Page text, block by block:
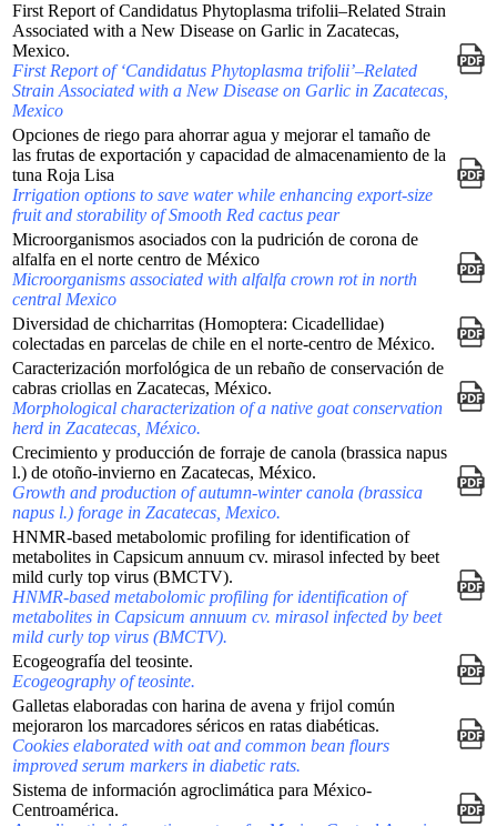
First Report of Candidatus Phytoplasma trifolii–Related Strain
Associated with a New Disease on Garlic in Zacatecas,
Mexico.
First Report of ‘Candidatus Phytoplasma trifolii’–Related
Strain Associated with a New Disease on Garlic in Zacatecas,
Mexico
Opciones de riego para ahorrar agua y mejorar el tamaño de
las frutas de exportación y capacidad de almacenamiento de la
tuna Roja Lisa
Irrigation options to save water while enhancing export-size
fruit and storability of Smooth Red cactus pear
Microorganismos asociados con la pudrición de corona de
alfalfa en el norte centro de México
Microorganisms associated with alfalfa crown rot in north
central Mexico
Diversidad de chicharritas (Homoptera: Cicadellidae)
colectadas en parcelas de chile en el norte-centro de México.
Caracterización morfológica de un rebaño de conservación de
cabras criollas en Zacatecas, México.
Morphological characterization of a native goat conservation
herd in Zacatecas, México.
Crecimiento y producción de forraje de canola (brassica napus
l.) de otoño-invierno en Zacatecas, México.
Growth and production of autumn-winter canola (brassica
napus l.) forage in Zacatecas, Mexico.
HNMR-based metabolomic profiling for identification of
metabolites in Capsicum annuum cv. mirasol infected by beet
mild curly top virus (BMCTV).
HNMR-based metabolomic profiling for identification of
metabolites in Capsicum annuum cv. mirasol infected by beet
mild curly top virus (BMCTV).
Ecogeografía del teosinte.
Ecogeography of teosinte.
Galletas elaboradas con harina de avena y frijol común
mejoraron los marcadores séricos en ratas diabéticas.
Cookies elaborated with oat and common bean flours
improved serum markers in diabetic rats.
Sistema de información agroclimática para México-
Centroamérica.